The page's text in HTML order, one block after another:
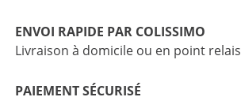
ENVOI RAPIDE PAR COLISSIMO
Livraison à domicile ou en point relais
PAIEMENT SÉCURISÉ